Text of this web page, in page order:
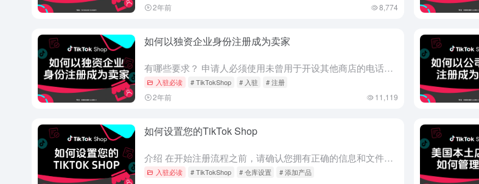
2年前 8,774
如何以独资企业身份注册成为卖家
有哪些要求？ 申请人必须使用未曾用于开设其他商店的电话号码和电子邮件地址。 每位企业主和企业代表必须年满 18 岁。 每位企业主和企业代表必须持有有效的美国护照或美国驾驶执照 政府、政客和政党不得成为...
入驻必读 # TikTokShop # 入驻 # 注册
2年前 11,119
如何设置您的TikTok Shop
介绍 在开始注册流程之前，请确认您拥有正确的信息和文件，并且成为卖家的条件适用于您。 成功提交所有业务验证后，系统将提示您继续设置您的商店。 这包括： 税务信息 仓库设置 添加产品 链接官方TikTo...
入驻必读 # TikTokShop # 仓库设置 # 添加产品